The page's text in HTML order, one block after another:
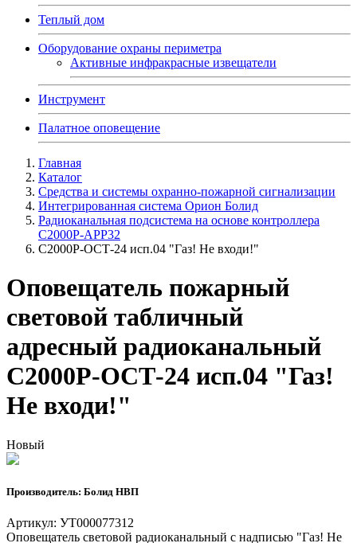
Теплый дом
Оборудование охраны периметра
Активные инфракрасные извещатели
Инструмент
Палатное оповещение
Главная
Каталог
Средства и системы охранно-пожарной сигнализации
Интегрированная система Орион Болид
Радиоканальная подсистема на основе контроллера
С2000Р-АРР32
С2000Р-ОСТ-24 исп.04 "Газ! Не входи!"
Оповещатель пожарный
световой табличный
адресный радиоканальный
С2000Р-ОСТ-24 исп.04 "Газ!
Не входи!"
Новый
Производитель: Болид НВП
Артикул: УТ000077312
Оповещатель световой радиоканальный с надписью "Газ! Не